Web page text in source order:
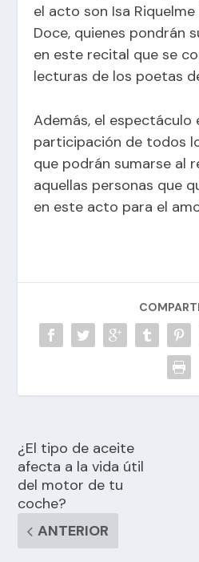
el acto son Isa
Doce, quienes pondrán
en este recital que se
lecturas de los poetas
Además, el
participación de todos
que podrán sumarse al
aquellas personas que
en este acto para el
¿El tipo de aceite
afecta a la vida útil
del motor de tu
coche?
ANTERIOR